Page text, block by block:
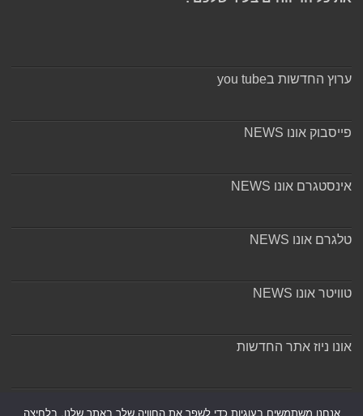
ערוץ החדשות בyou tube
פייסבוק אונו NEWS
אינסטגרם אונו NEWS
טלגרם אונו NEWS
טוויטר אונו NEWS
אונו ניוז אתר החדשות
אנחנו משתמשים בעוגיות כדי לשפר את החוויה שלך באתר שלנו, בלחיצה